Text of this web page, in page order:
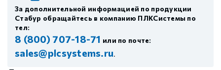
За дополнительной информацией по продукции
Стабур обращайтесь в компанию ПЛКСистемы по
тел:
8 (800) 707-18-71 или по почте:
sales@plcsystems.ru.